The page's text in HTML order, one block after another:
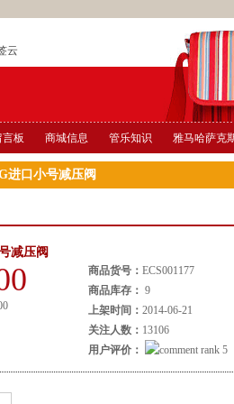
云
言板 商城信息 管乐知识 雅马哈萨克
进口小号减压阀
减压阀
商品货号： ECS001177
商品库存： 9
上架时间： 2014-06-21
关注人数： 13106
用户评价：